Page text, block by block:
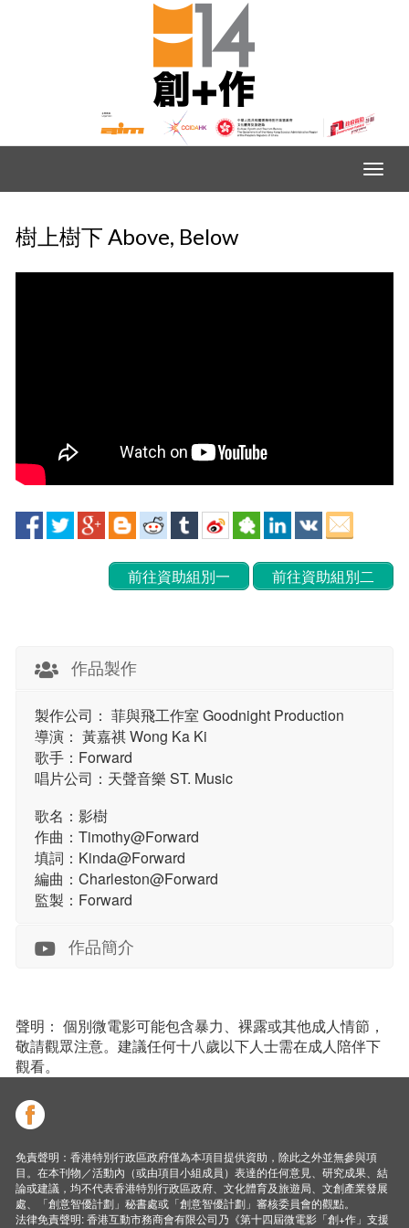
樹上樹下 Above, Below
前往資助組別一 前往資助組別二
作品製作
製作公司： 菲與飛工作室 Goodnight Production
導演： 黃嘉祺 Wong Ka Ki
歌手：Forward
唱片公司：天聲音樂 ST. Music
歌名：影樹
作曲：Timothy@Forward
填詞：Kinda@Forward
編曲：Charleston@Forward
監製：Forward
作品簡介
聲明： 個別微電影可能包含暴力、裸露或其他成人情節，
敬請觀眾注意。建議任何十八歲以下人士需在成人陪伴下
觀看。
免責聲明：香港特別行政區政府僅為本項目提供資助，除此之外並無參與項
目。在本刊物／活動內（或由項目小組成員）表達的任何意見、研究成果、結
論或建議，均不代表香港特別行政區政府、文化體育及旅遊局、文創產業發展
處、「創意智優計劃」秘書處或「創意智優計劃」審核委員會的觀點。
法律免責聲明: 香港互動市務商會有限公司乃《第十四屆微電影「創+作」支援